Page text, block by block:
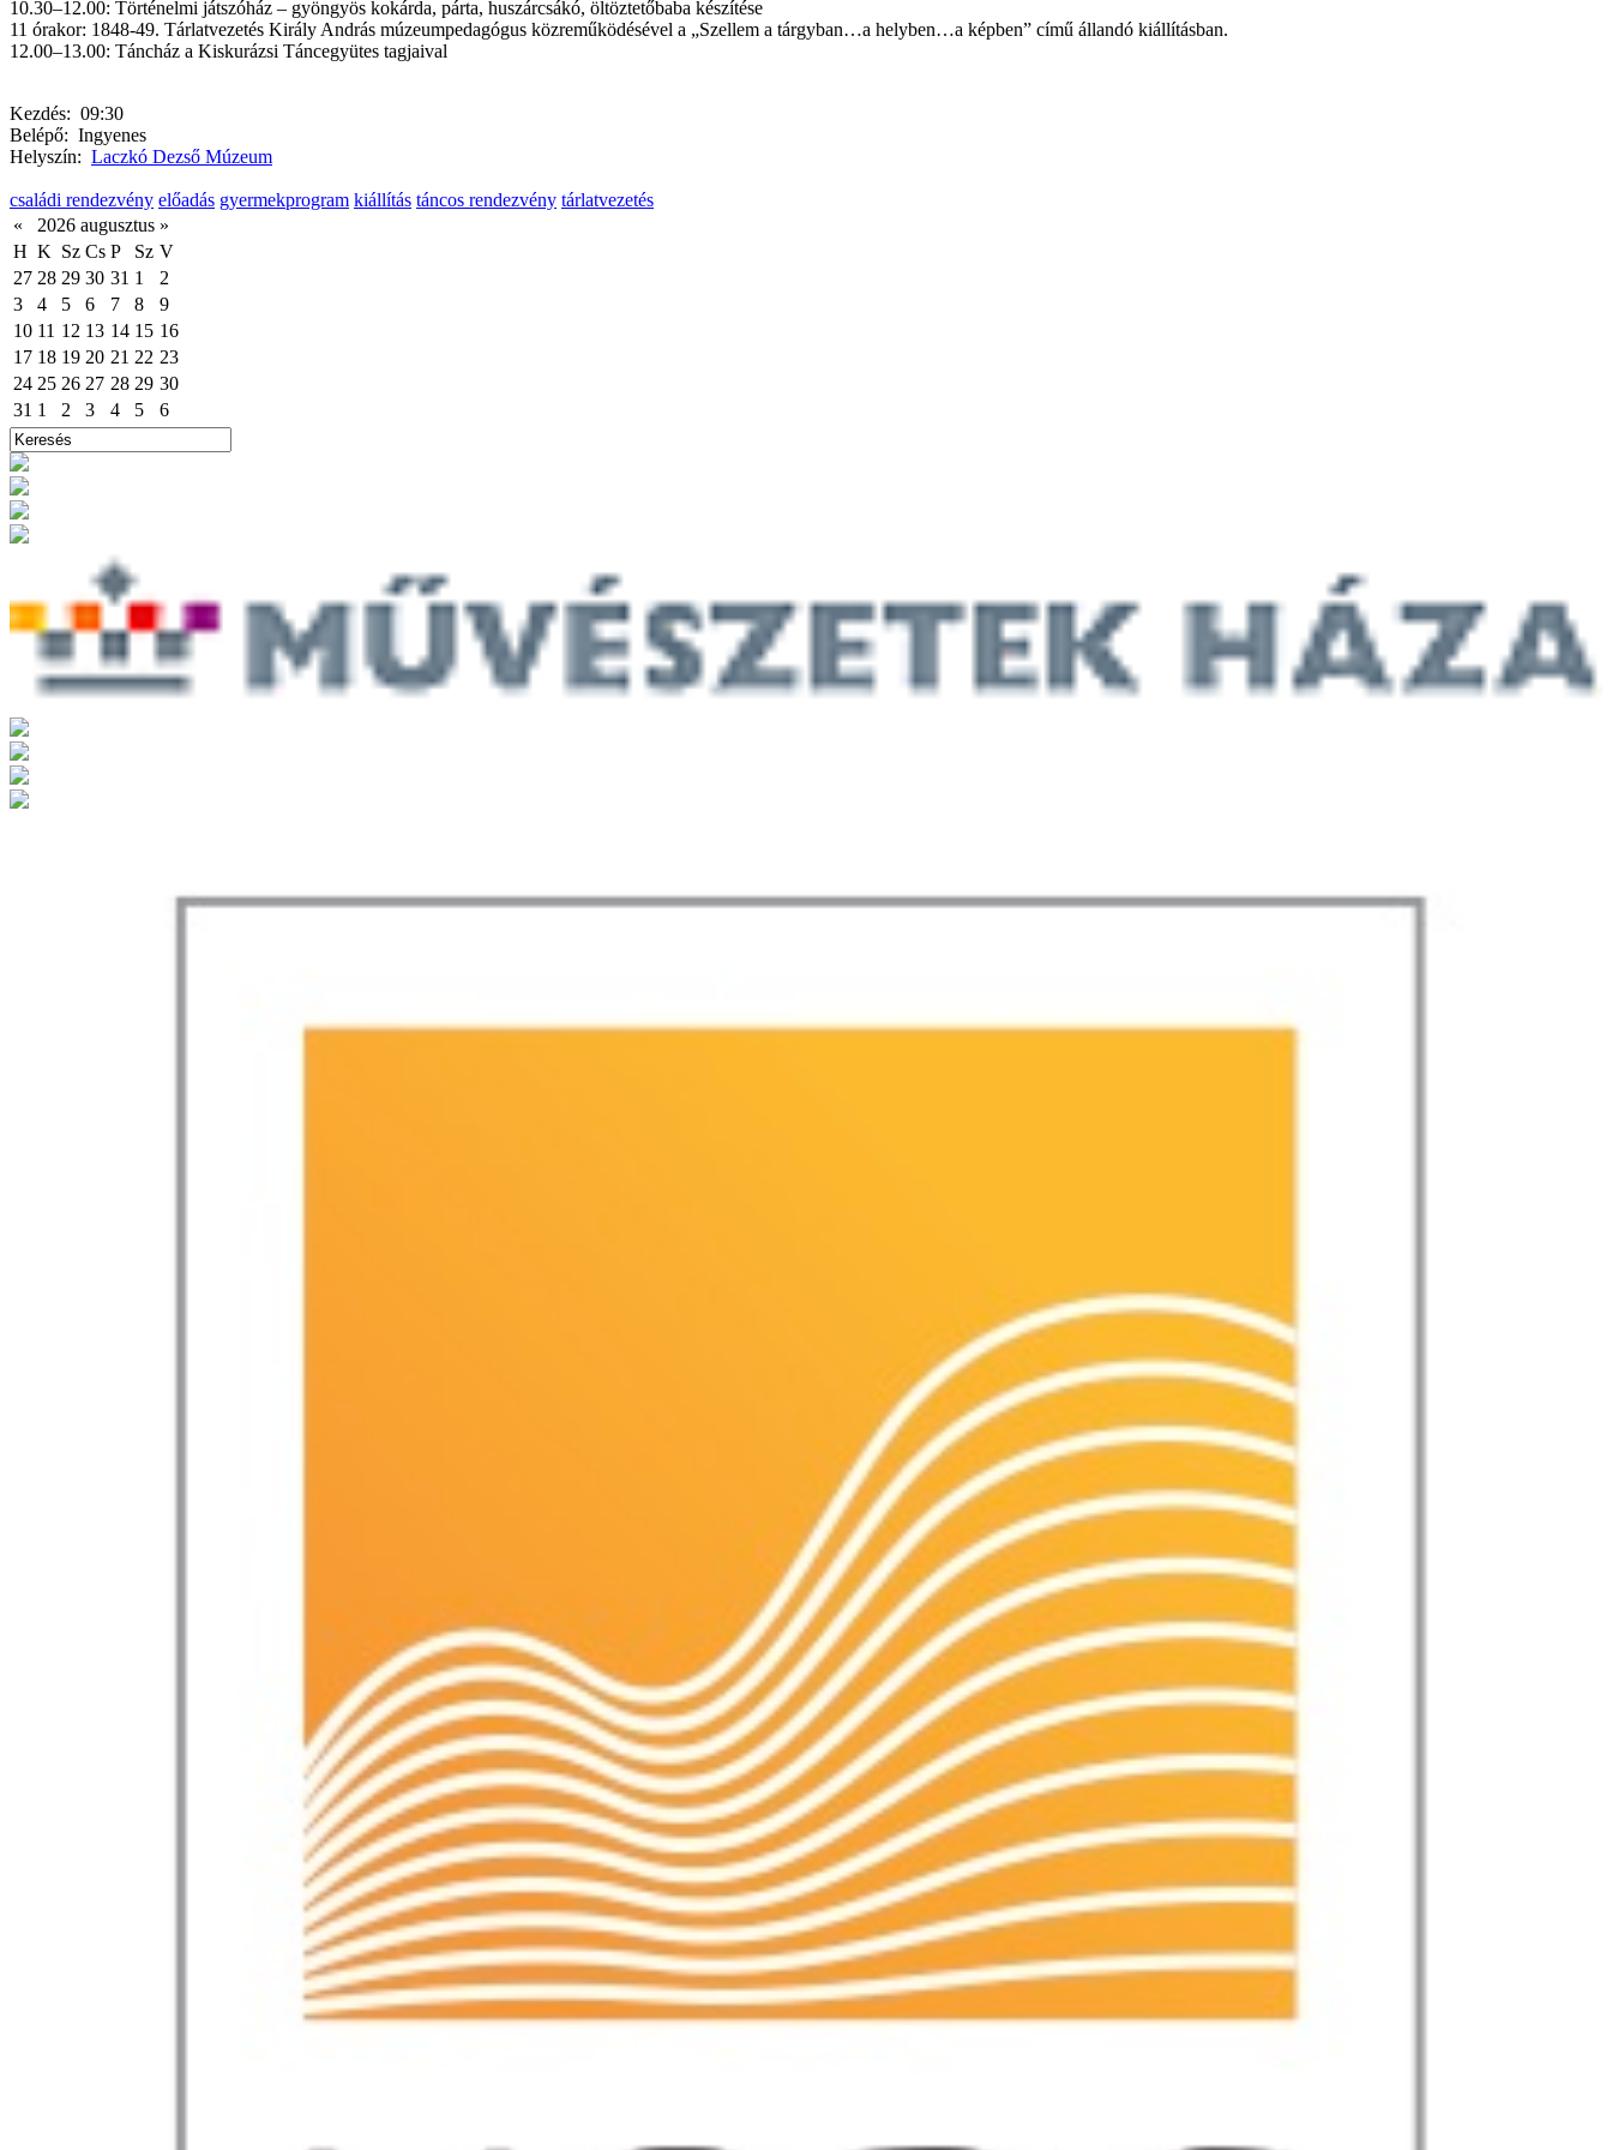
10.30‒12.00: Történelmi játszóház ‒ gyöngyös kokárda, párta, huszárcsákó, öltöztetőbaba készítése
11 órakor: 1848-49. Tárlatvezetés Király András múzeumpedagógus közreműködésével a „Szellem a tárgyban…a helyben…a képben” című állandó kiállításban.
12.00‒13.00: Táncház a Kiskurázsi Táncegyütes tagjaival
Kezdés: 09:30
Belépő: Ingyenes
Helyszín: Laczkó Dezső Múzeum
családi rendezvény előadás gyermekprogram kiállítás táncos rendezvény tárlatvezetés
«
2026 augusztus »
H K Sz Cs P Sz V
27 28 29 30 31 1
2
3
4 5 6 7 8
9
10 11 12 13 14 15 16
17 18 19 20 21 22 23
24 25 26 27 28 29 30
31 1 2 3 4 5 6